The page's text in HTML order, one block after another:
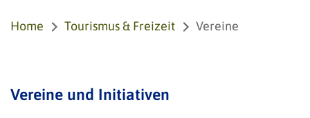
Home Tourismus & Freizeit Vereine
Vereine und Initiativen